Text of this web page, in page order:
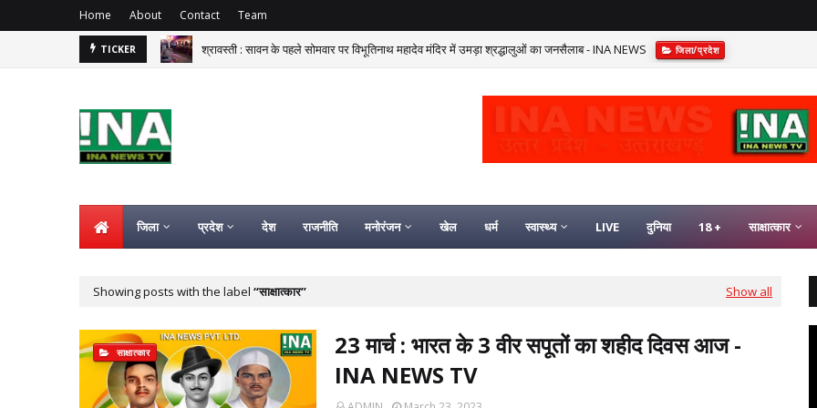
Home About Contact Team
TICKER श्रावस्ती : सावन के पहले सोमवार पर विभूतिनाथ महादेव मंदिर में उमड़ा श्रद्धालुओं का जनसैलाब - INA NEWS जिला/प्रदेश
जिला प्रदेश देश राजनीति मनोरंजन खेल धर्म स्वास्थ्य LIVE दुनिया 18 + साक्षात्कार
Showing posts with the label साक्षात्कार Show all
साक्षात्कार
23 मार्च : भारत के 3 वीर सपूतों का शहीद दिवस आज -
INA NEWS TV